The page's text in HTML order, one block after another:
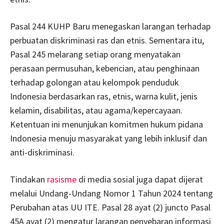
Pasal 244 KUHP Baru menegaskan larangan terhadap
perbuatan diskriminasi ras dan etnis. Sementara itu,
Pasal 245 melarang setiap orang menyatakan
perasaan permusuhan, kebencian, atau penghinaan
terhadap golongan atau kelompok penduduk
Indonesia berdasarkan ras, etnis, warna kulit, jenis
kelamin, disabilitas, atau agama/kepercayaan.
Ketentuan ini menunjukan komitmen hukum pidana
Indonesia menuju masyarakat yang lebih inklusif dan
anti-diskriminasi.
Tindakan rasisme di media sosial juga dapat dijerat
melalui Undang-Undang Nomor 1 Tahun 2024 tentang
Perubahan atas UU ITE. Pasal 28 ayat (2) juncto Pasal
45A ayat (2) mengatur larangan penyebaran informasi